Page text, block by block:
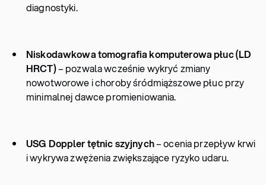
diagnostyki.
Niskodawkowa tomografia komputerowa płuc (LD
HRCT)– pozwala wcześnie wykryć zmiany
nowotworowe i choroby śródmiąższowe płuc przy
minimalnej dawce promieniowania.
USG Doppler tętnic szyjnych– ocenia przepływ krwi
i wykrywa zwężenia zwiększające ryzyko udaru.